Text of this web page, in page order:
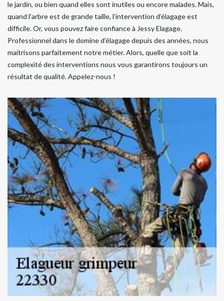
le jardin, ou bien quand elles sont inutiles ou encore malades. Mais,
quand l’arbre est de grande taille, l’intervention d’élagage est
difficile. Or, vous pouvez faire confiance à Jessy Elagage.
Professionnel dans le domine d’élagage depuis des années, nous
maitrisons parfaitement notre métier. Alors, quelle que soit la
complexité des interventions nous vous garantirons toujours un
résultat de qualité. Appelez-nous !